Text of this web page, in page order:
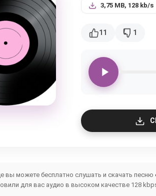
3,75 MB, 128 kb/s
11 1
вы можете бесплатно слушать и скачать песню
для вас аудио в высоком качестве 128